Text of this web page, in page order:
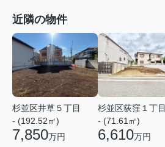
近隣の物件
杉並区井草５丁目
- (192.52㎡)
7,850万円
杉並区荻窪１丁目
- (71.61㎡)
6,610万円